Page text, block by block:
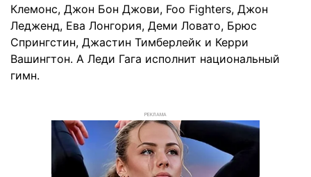
Клемонс, Джон Бон Джови, Foo Fighters, Джон
Ледженд, Ева Лонгория, Деми Ловато, Брюс
Спрингстин, Джастин Тимберлейк и Керри
Вашингтон. А Леди Гага исполнит национальный
гимн.
РЕКЛАМА